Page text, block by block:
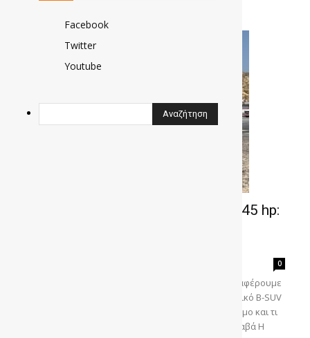
Δοκιμή ALFA ROMEO Junior Q4 145 hp:
0
Οδηγούμε το ALFA ROMEO Junior Q4 145 hp και μεταφέρουμε
τις οδηγικές εντυπώσεις από το τετρακίνητο υβριδικό B-SUV
της ιταλικής φίρμας. Πώς συμπεριφέρεται στον δρόμο και τι
προσφέρει στην καθημερινότητα. Του Ηλία Ματζαβά Η
Facebook
Twitter
Youtube